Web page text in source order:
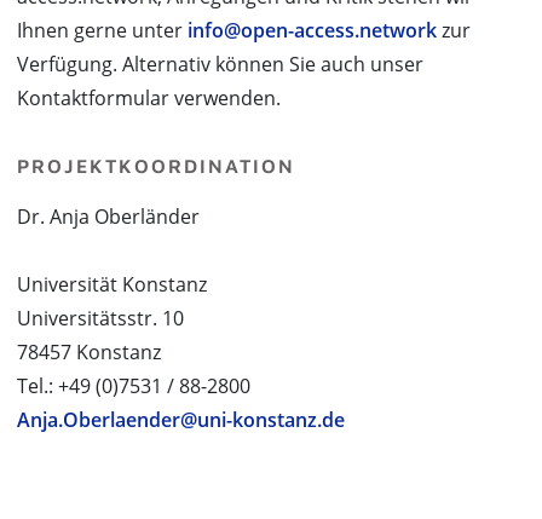
Ihnen gerne unter info@open-access.networkzur
Verfügung. Alternativ können Sie auch unser
Kontaktformular verwenden.
PROJEKTKOORDINATION
Dr. Anja Oberländer
Universität Konstanz
Universitätsstr. 10
78457 Konstanz
Tel.: +49 (0)7531 / 88-2800
Anja.Oberlaender@uni-konstanz.de